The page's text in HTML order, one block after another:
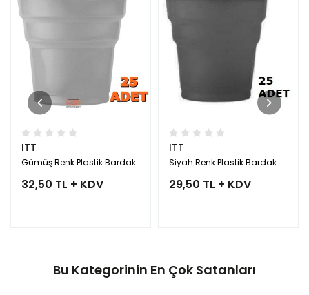
ITT
Gümüş Renk Plastik Bardak
32,50 TL + KDV
ITT
Siyah Renk Plastik Bardak
29,50 TL + KDV
Bu Kategorinin En Çok Satanları